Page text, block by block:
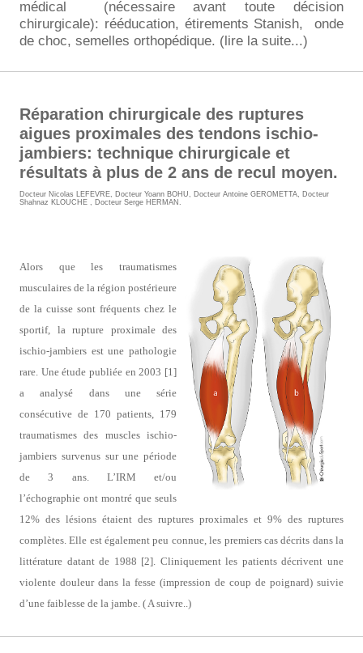
médical (nécessaire avant toute décision
chirurgicale): rééducation, étirements Stanish, onde
de choc, semelles orthopédique. (lire la suite...)
Réparation chirurgicale des ruptures
aigues proximales des tendons ischio-
jambiers: technique chirurgicale et
résultats à plus de 2 ans de recul moyen.
Docteur Nicolas LEFEVRE, Docteur Yoann BOHU, Docteur Antoine GEROMETTA, Docteur
Shahnaz KLOUCHE , Docteur Serge HERMAN .
Alors que les traumatismes
musculaires de la région postérieure
de la cuisse sont fréquents chez le
sportif, la rupture proximale des
ischio-jambiers est une pathologie
rare. Une étude publiée en 2003 [1]
a analysé dans une série
consécutive de 170 patients, 179
traumatismes des muscles ischio-
jambiers survenus sur une période
de 3 ans. L’IRM et/ou
l’échographie ont montré que seuls
12% des lésions étaient des ruptures proximales et 9% des ruptures
complètes. Elle est également peu connue, les premiers cas décrits dans la
littérature datant de 1988 [2]. Cliniquement les patients décrivent une
violente douleur dans la fesse (impression de coup de poignard) suivie
d’une faiblesse de la jambe. ( A suivre..)